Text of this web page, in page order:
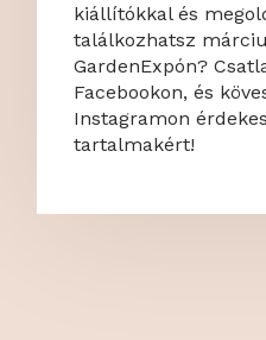
kiállítókkal és
találkozhatsz
GardenExpón?
Facebookon, és
Instagramon
tartalmakért!